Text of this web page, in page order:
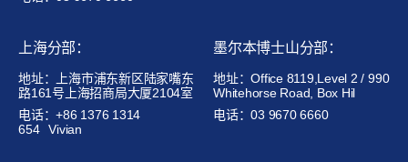
上海分部：
地址：上海市浦东新区陆家嘴东
路161号上海招商局大厦2104室
电话：+86 1376 1314
654
Vivian
墨尔本博士山分部：
地址：Office 8119,Level 2 / 990
Whitehorse Road, Box Hil
电话：03 9670 6660